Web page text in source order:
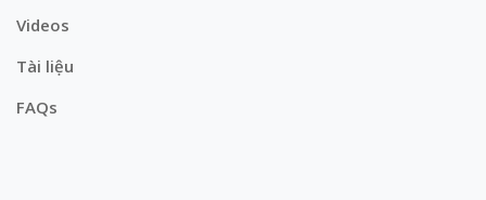
Videos
Tài liệu
FAQs